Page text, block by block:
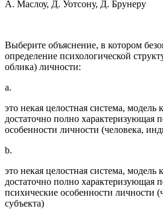
А. Маслоу, Д. Уотсону, Д. Брунеру
Выберите объяснение, в котором
определение психологической
облика) личности:
a.
это некая целостная система, модель
достаточно полно характеризующая
особенности личности (человека,
b.
это некая целостная система, модель
достаточно полно характеризующая
психические особенности личности
субъекта)